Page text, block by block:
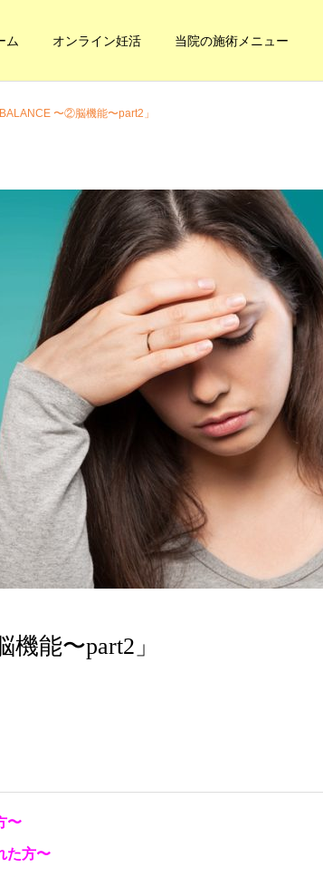
ム オンライン妊活 当院の施術メニュー
健康への道
当の健康に
妊活・内臓整体
内臓の休憩
〜②脳機能〜part2」
能〜part2」
〜
た方〜